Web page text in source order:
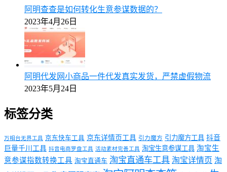
阿明查查是如何转化生意参谋数据的？
2023年4月26日
阿明代发网小商品一件代发真实发货，严禁虚假物流
2023年5月24日
标签分类
万相台无界工具 京东快车工具 京东详情页工具 引力魔方 引力魔方工具 抖音
巨量千川工具 抖音电商罗盘工具 活动素材完善工具 淘宝生意参谋工具 淘宝生
意参谋指数转换工具 淘宝直通车 淘宝直通车工具 淘宝详情页 淘